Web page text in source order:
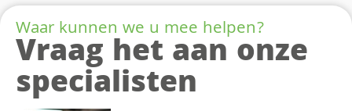
Waar kunnen we u mee helpen?
Vraag het aan onze
specialisten